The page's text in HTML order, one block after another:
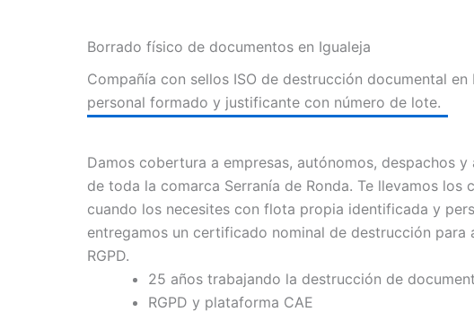
Borrado físico de documentos en Igualeja
Compañía con sellos ISO de destrucción documental
personal formado y justificante con número de lote.
Damos cobertura a empresas, autónomos, despachos
de toda la comarca Serranía de Ronda. Te llevamos los
cuando los necesites con flota propia identificada y
entregamos un certificado nominal de destrucción para
RGPD.
25 años trabajando la destrucción de
RGPD y plataforma CAE